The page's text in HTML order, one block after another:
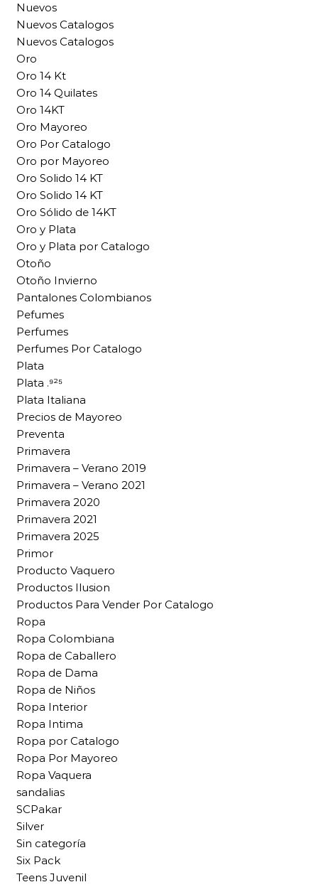
Nuevos
Nuevos Catalogos
Nuevos Catalogos
Oro
Oro 14 Kt
Oro 14 Quilates
Oro 14KT
Oro Mayoreo
Oro Por Catalogo
Oro por Mayoreo
Oro Solido 14 KT
Oro Solido 14 KT
Oro Sólido de 14KT
Oro y Plata
Oro y Plata por Catalogo
Otoño
Otoño Invierno
Pantalones Colombianos
Pefumes
Perfumes
Perfumes Por Catalogo
Plata
Plata .⁹²⁵
Plata Italiana
Precios de Mayoreo
Preventa
Primavera
Primavera – Verano 2019
Primavera – Verano 2021
Primavera 2020
Primavera 2021
Primavera 2025
Primor
Producto Vaquero
Productos Ilusion
Productos Para Vender Por Catalogo
Ropa
Ropa Colombiana
Ropa de Caballero
Ropa de Dama
Ropa de Niños
Ropa Interior
Ropa Intima
Ropa por Catalogo
Ropa Por Mayoreo
Ropa Vaquera
sandalias
SCPakar
Silver
Sin categoría
Six Pack
Teens Juvenil